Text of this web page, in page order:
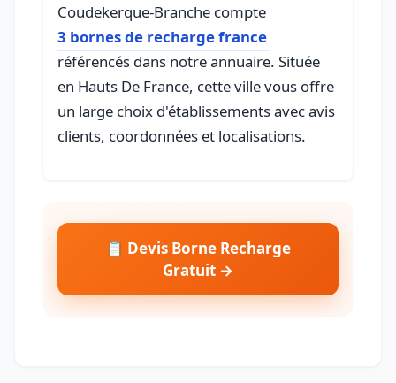
Coudekerque-Branche compte
3 bornes de recharge france
référencés dans notre annuaire. Située
en Hauts De France, cette ville vous offre
un large choix d'établissements avec avis
clients, coordonnées et localisations.
📋 Devis Borne Recharge
Gratuit →